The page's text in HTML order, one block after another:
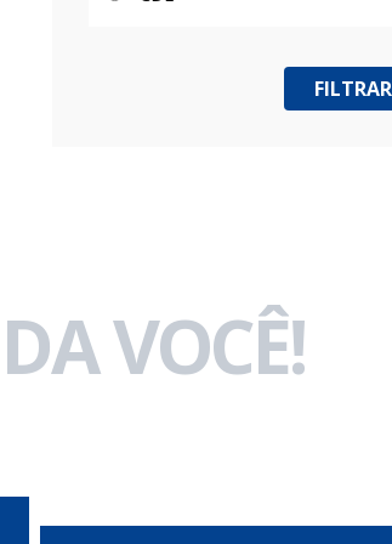
VOCÊ!